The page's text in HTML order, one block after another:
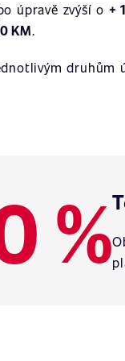
úpravě zvýší o +
KM.
druhům
%